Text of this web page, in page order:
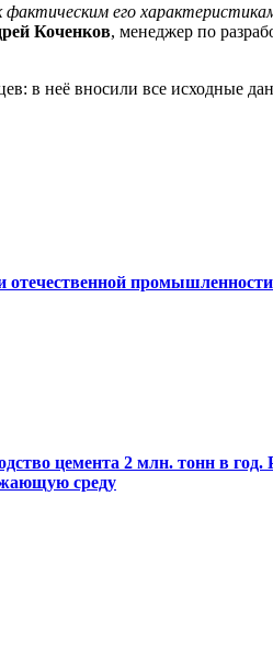
его
Коченков, менеджер по
в неё вносили все исходные
отечественной
цемента 2 млн. тонн в год.
среду